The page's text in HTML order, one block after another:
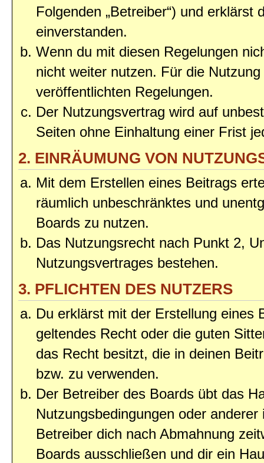
Folgenden „Betreiber“) und
einverstanden.
Wenn du mit diesen Regelungen
nicht weiter nutzen. Für die
veröffentlichten Regelungen.
Der Nutzungsvertrag wird auf
Seiten ohne Einhaltung einer Frist
2. EINRÄUMUNG VON
Mit dem Erstellen eines Beitrags
räumlich unbeschränktes und
Boards zu nutzen.
Das Nutzungsrecht nach Punkt 2,
Nutzungsvertrages bestehen.
3. PFLICHTEN DES NUTZERS
Du erklärst mit der Erstellung eines
geltendes Recht oder die guten
das Recht besitzt, die in deinen
bzw. zu verwenden.
Der Betreiber des Boards übt das
Nutzungsbedingungen oder
Betreiber dich nach Abmahnung
Boards ausschließen und dir ein